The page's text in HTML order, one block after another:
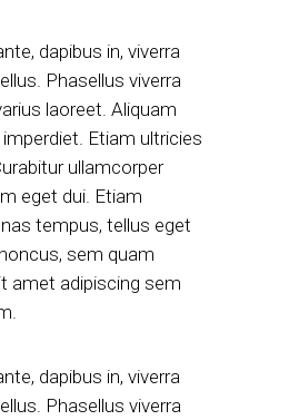
dapibus in, viverra
Phasellus viverra
laoreet. Aliquam
Etiam ultricies
ullamcorper
eget dui. Etiam
tempus, tellus eget
sem quam
amet adipiscing sem
dapibus in, viverra
Phasellus viverra